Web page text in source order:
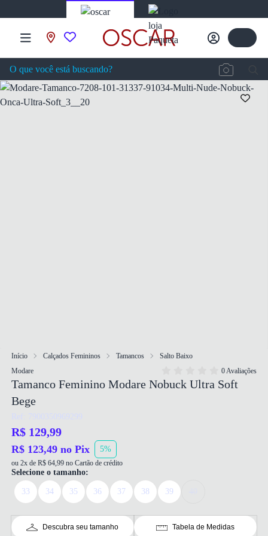
Início Calçados Femininos Tamancos
Salto Baixo
Modare
0 Avaliações
Tamanco Feminino Modare Nobuck Ultra Soft
Bege
Ref: 7900350969299
R$ 129,99
R$ 123,49 no Pix 5%
ou 2x de R$ 64,99 no Cartão de crédito
Selecione o tamanho:
33 34 35 36 37 38 39
Descubra seu tamanho Tabela de Medidas